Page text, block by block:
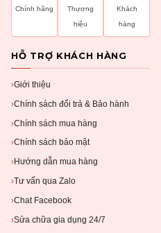
Chính hãng
Thương
hiệu
Khách
hàng
HỖ TRỢ KHÁCH HÀNG
›Giới thiệu
›Chính sách đổi trả & Bảo hành
›Chính sách mua hàng
›Chính sách bảo mật
› Hướng dẫn mua hàng
›Tư vấn qua Zalo
›Chat Facebook
›Sửa chữa gia dụng 24/7